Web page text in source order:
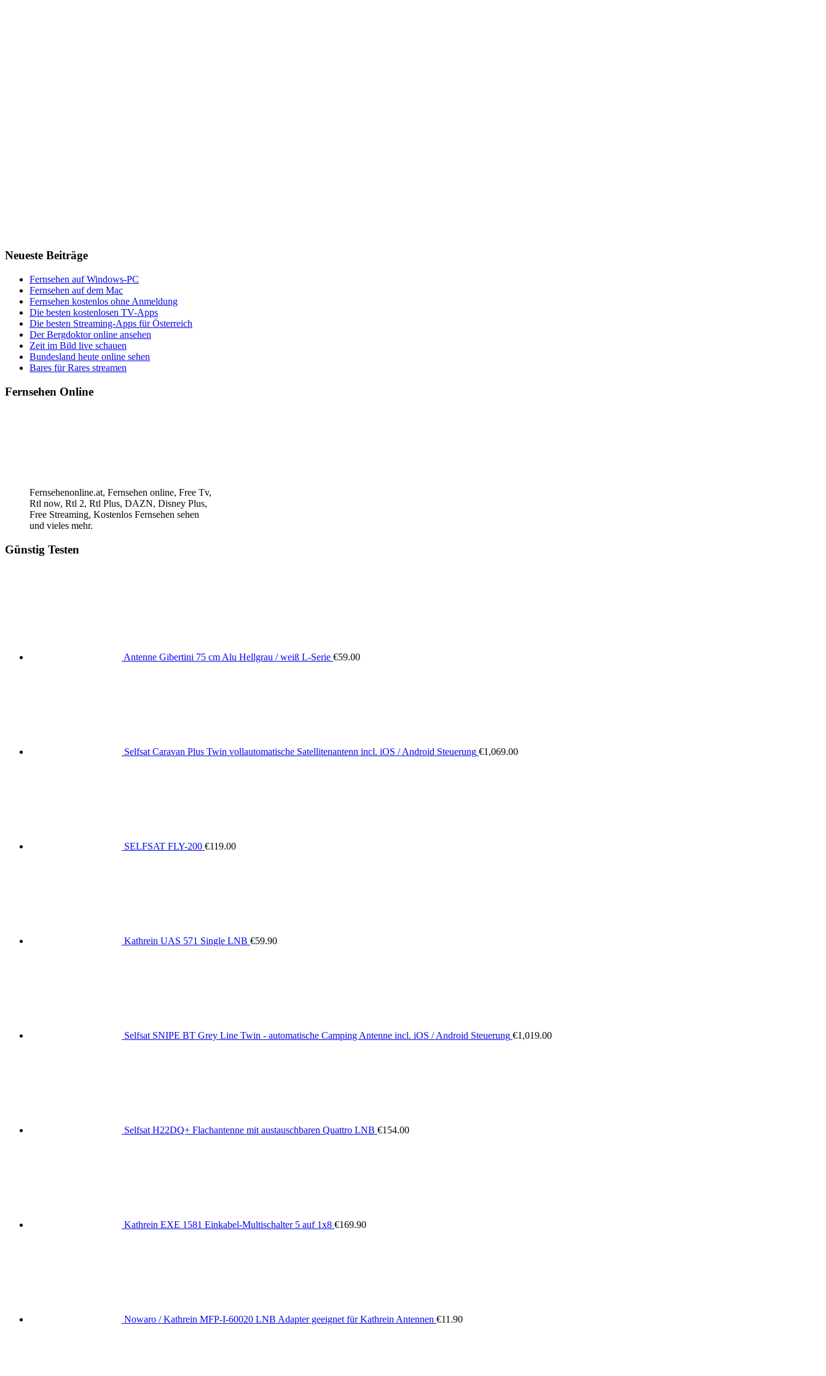
Neueste Beiträge
Fernsehen auf Windows-PC
Fernsehen auf dem Mac
Fernsehen kostenlos ohne Anmeldung
Die besten kostenlosen TV-Apps
Die besten Streaming-Apps für Österreich
Der Bergdoktor online ansehen
Zeit im Bild live schauen
Bundesland heute online sehen
Bares für Rares streamen
Fernsehen Online
Fernsehenonline.at, Fernsehen online, Free Tv,
Rtl now, Rtl 2, Rtl Plus, DAZN, Disney Plus,
Free Streaming, Kostenlos Fernsehen sehen
und vieles mehr.
Günstig Testen
Antenne Gibertini 75 cm Alu Hellgrau / weiß L-Serie €59.00
Selfsat Caravan Plus Twin vollautomatische Satellitenantenn incl. iOS / Android Steuerung €1,069.00
SELFSAT FLY-200 €119.00
Kathrein UAS 571 Single LNB €59.90
Selfsat SNIPE BT Grey Line Twin - automatische Camping Antenne incl. iOS / Android Steuerung €1,019.00
Selfsat H22DQ+ Flachantenne mit austauschbaren Quattro LNB €154.00
Kathrein EXE 1581 Einkabel-Multischalter 5 auf 1x8 €169.90
Nowaro / Kathrein MFP-I-60020 LNB Adapter geeignet für Kathrein Antennen €11.90